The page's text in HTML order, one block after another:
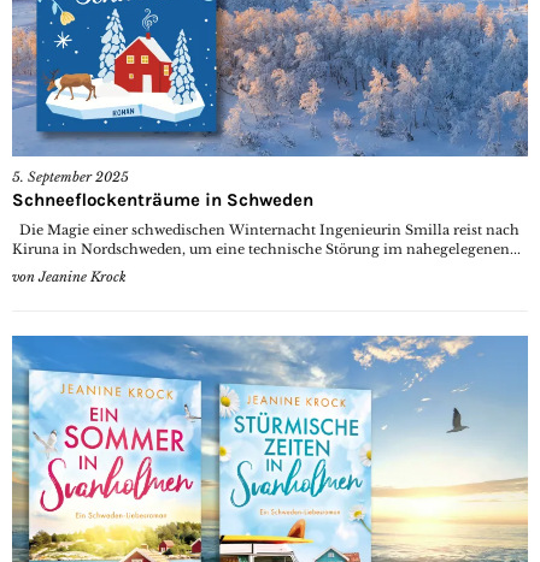
5. September 2025
Schneeflockenträume in Schweden
Die Magie einer schwedischen Winternacht Ingenieurin Smilla reist nach
Kiruna in Nordschweden, um eine technische Störung im nahegelegenen...
vonJeanine Krock